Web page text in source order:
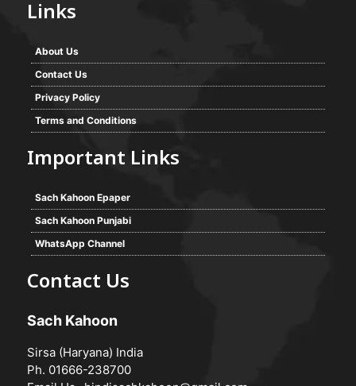
Links
About Us
Contact Us
Privacy Policy
Terms and Conditions
Important Links
Sach Kahoon Epaper
Sach Kahoon Punjabi
WhatsApp Channel
Contact Us
Sach Kahoon
Sirsa (Haryana) India
Ph. 01666-238700